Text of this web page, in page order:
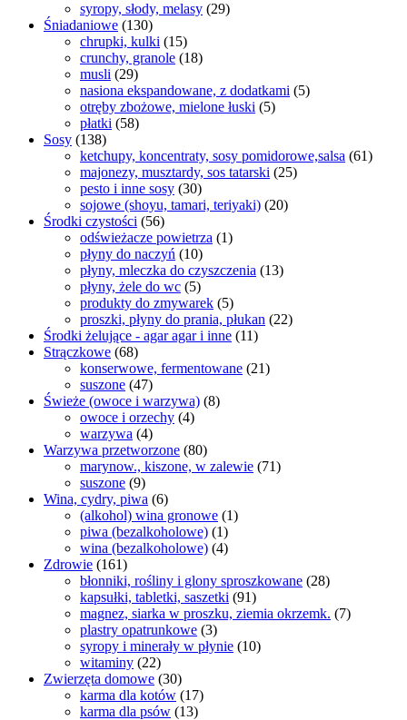
syropy, słody, melasy (29)
Śniadaniowe (130)
chrupki, kulki (15)
crunchy, granole (18)
musli (29)
nasiona ekspandowane, z dodatkami (5)
otręby zbożowe, mielone łuski (5)
płatki (58)
Sosy (138)
ketchupy, koncentraty, sosy pomidorowe,salsa (61)
majonezy, musztardy, sos tatarski (25)
pesto i inne sosy (30)
sojowe (shoyu, tamari, teriyaki) (20)
Środki czystości (56)
odświeżacze powietrza (1)
płyny do naczyń (10)
płyny, mleczka do czyszczenia (13)
płyny, żele do wc (5)
produkty do zmywarek (5)
proszki, płyny do prania, płukan (22)
Środki żelujące - agar agar i inne (11)
Strączkowe (68)
konserwowe, fermentowane (21)
suszone (47)
Świeże (owoce i warzywa) (8)
owoce i orzechy (4)
warzywa (4)
Warzywa przetworzone (80)
marynow., kiszone, w zalewie (71)
suszone (9)
Wina, cydry, piwa (6)
(alkohol) wina gronowe (1)
piwa (bezalkoholowe) (1)
wina (bezalkoholowe) (4)
Zdrowie (161)
błonniki, rośliny i glony sproszkowane (28)
kapsułki, tabletki, saszetki (91)
magnez, siarka w proszku, ziemia okrzemk. (7)
plastry opatrunkowe (3)
syropy i minerały w płynie (10)
witaminy (22)
Zwierzęta domowe (30)
karma dla kotów (17)
karma dla psów (13)